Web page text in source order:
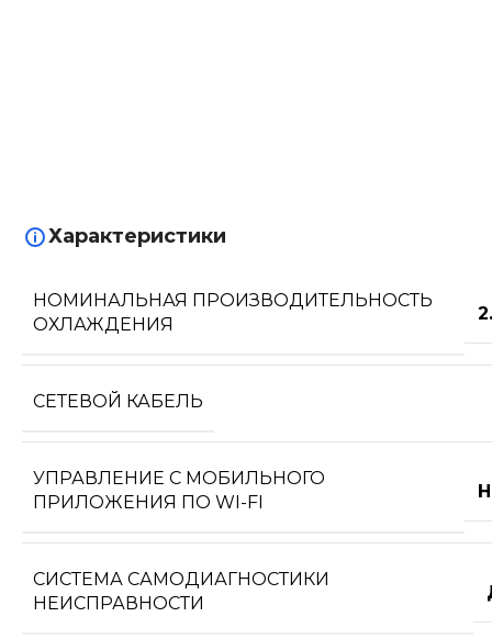
Характеристики
НОМИНАЛЬНАЯ ПРОИЗВОДИТЕЛЬНОСТЬ
ОХЛАЖДЕНИЯ
СЕТЕВОЙ КАБЕЛЬ
УПРАВЛЕНИЕ C МОБИЛЬНОГО
ПРИЛОЖЕНИЯ ПО WI-FI
СИСТЕМА САМОДИАГНОСТИКИ
НЕИСПРАВНОСТИ